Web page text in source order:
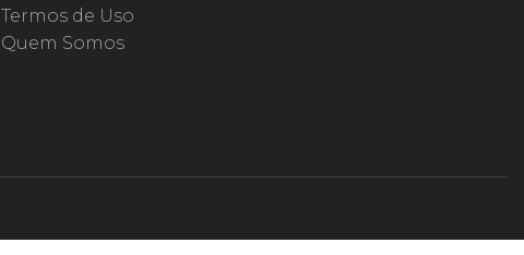
Termos de Uso
Quem Somos